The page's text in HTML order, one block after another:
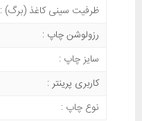
ظرفیت سینی کاغذ (برگ) :
رزولوشن چاپ :
سایز چاپ :
کاربری پرینتر :
نوع چاپ :